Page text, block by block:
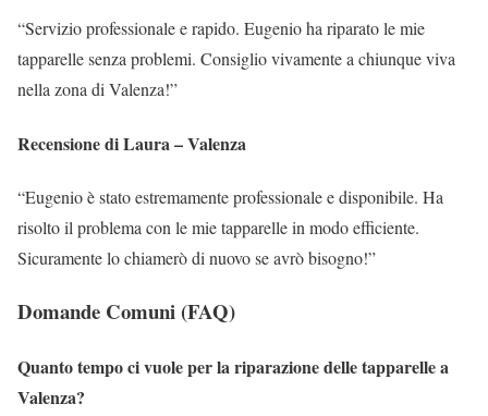
“Servizio professionale e rapido. Eugenio ha riparato le mie
tapparelle senza problemi. Consiglio vivamente a chiunque viva
nella zona di Valenza!”
Recensione di Laura – Valenza
“Eugenio è stato estremamente professionale e disponibile. Ha
risolto il problema con le mie tapparelle in modo efficiente.
Sicuramente lo chiamerò di nuovo se avrò bisogno!”
Domande Comuni (FAQ)
Quanto tempo ci vuole per la riparazione delle tapparelle a
Valenza?